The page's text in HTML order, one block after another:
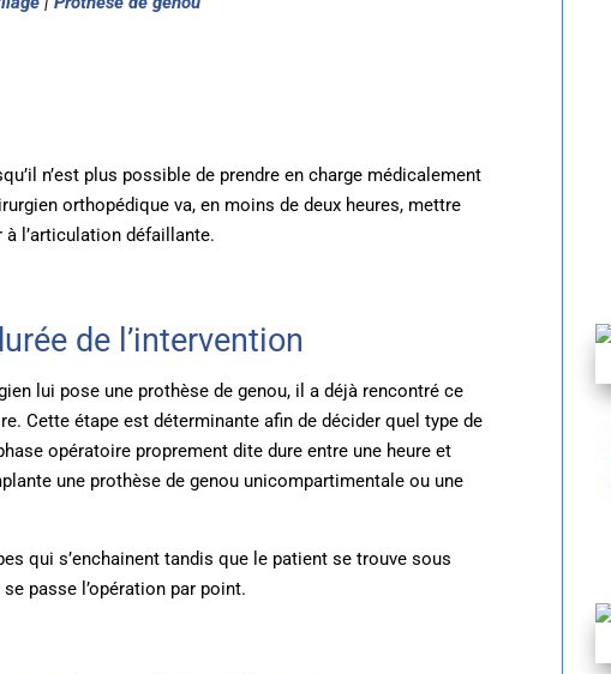
n’est plus possible de prendre en charge médicalement
orthopédique va, en moins de deux heures, mettre
l’articulation défaillante.
de l’intervention
lui pose une prothèse de genou, il a déjà rencontré ce
Cette étape est déterminante afin de décider quel type de
opératoire proprement dite dure entre une heure et
une prothèse de genou unicompartimentale ou une
qui s’enchainent tandis que le patient se trouve sous
passe l’opération par point.